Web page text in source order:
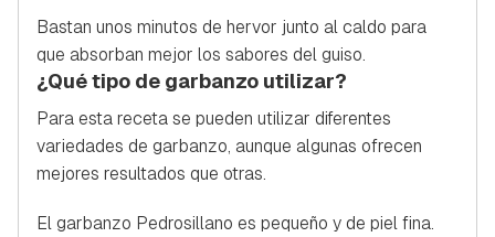
Bastan unos minutos de hervor junto al caldo para
que absorban mejor los sabores del guiso.
¿Qué tipo de garbanzo utilizar?
Para esta receta se pueden utilizar diferentes
variedades de garbanzo, aunque algunas ofrecen
mejores resultados que otras.
El garbanzo Pedrosillano es pequeño y de piel fina.